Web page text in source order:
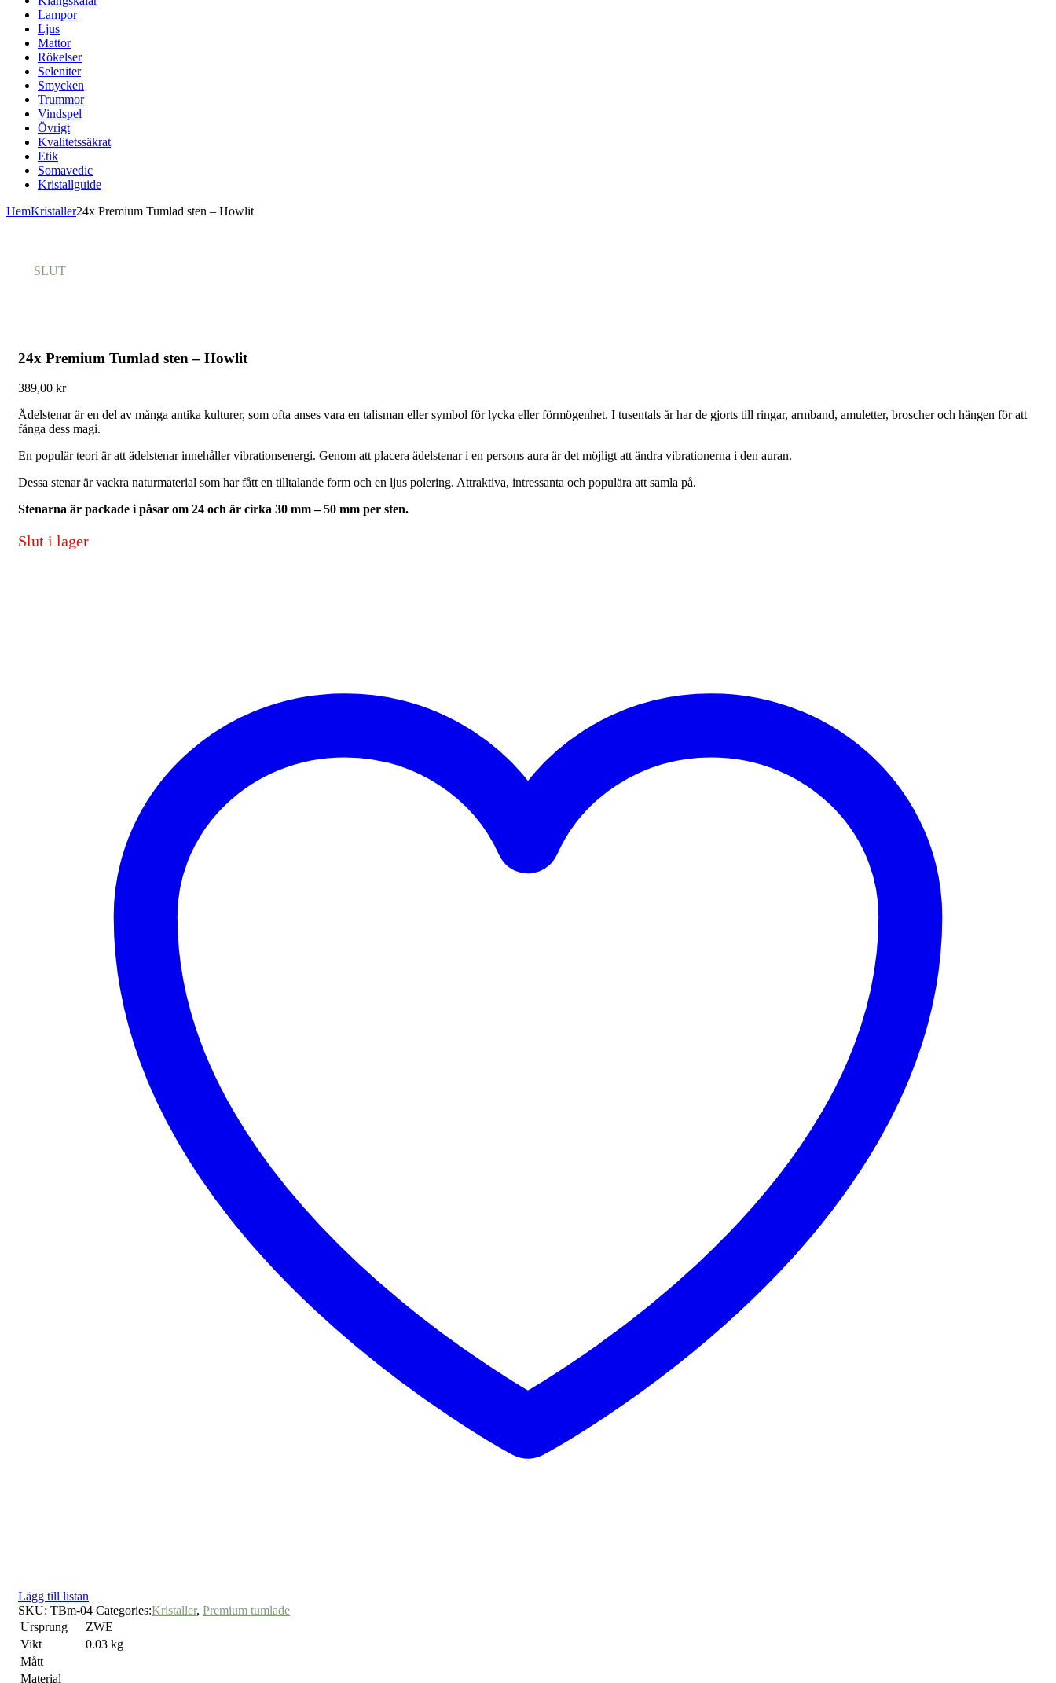
Lampor
Ljus
Mattor
Rökelser
Seleniter
Smycken
Trummor
Vindspel
Övrigt
Kvalitetssäkrat
Etik
Somavedic
Kristallguide
HemKristaller24x Premium Tumlad sten – Howlit
SLUT
24x Premium Tumlad sten – Howlit
389,00 kr
Ädelstenar är en del av många antika kulturer, som ofta anses vara en talisman eller symbol för lycka eller förmögenhet. I tusentals år har de gjorts till ringar, armband, amuletter, broscher och hängen för att
fånga dess magi.
En populär teori är att ädelstenar innehåller vibrationsenergi. Genom att placera ädelstenar i en persons aura är det möjligt att ändra vibrationerna i den auran.
Dessa stenar är vackra naturmaterial som har fått en tilltalande form och en ljus polering. Attraktiva, intressanta och populära att samla på.
Stenarna är packade i påsar om 24 och är cirka 30 mm – 50 mm per sten.
Slut i lager
Lägg till listan
SKU: TBm-04 Categories:Kristaller, Premium tumlade
Ursprung
ZWE
Vikt
0.03 kg
Mått
Material